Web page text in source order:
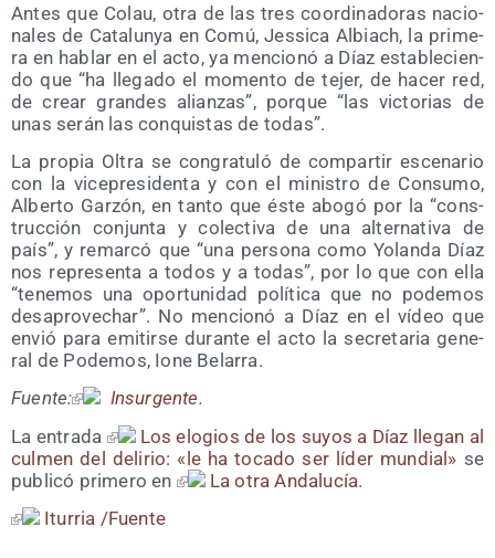
Antes que Colau, otra de las tres coor­di­na­do­ras nacio­
na­les de Cata­lun­ya en Comú, Jes­si­ca Albiach, la pri­me­
ra en hablar en el acto, ya men­cio­nó a Díaz esta­ble­cien­
do que “ha lle­ga­do el momen­to de tejer, de hacer red,
de crear gran­des alian­zas”, por­que “las vic­to­rias de
unas serán las con­quis­tas de todas”.
La pro­pia Oltra se con­gra­tu­ló de com­par­tir esce­na­rio
con la vice­pre­si­den­ta y con el minis­tro de Con­su­mo,
Alber­to Gar­zón, en tan­to que éste abo­gó por la “cons­
truc­ción con­jun­ta y colec­ti­va de una alter­na­ti­va de
país”, y remar­có que “una per­so­na como Yolan­da Díaz
nos repre­sen­ta a todos y a todas”, por lo que con ella
“tene­mos una opor­tu­ni­dad polí­ti­ca que no pode­mos
des­apro­ve­char”. No men­cio­nó a Díaz en el vídeo que
envió para emi­tir­se duran­te el acto la secre­ta­ria gene­
ral de Pode­mos, Ione Belarra.
Fuen­te:
Insur­gen­te.
La entra­da
Los elo­gios de los suyos a Díaz lle­gan al
cul­men del deli­rio: «le ha toca­do ser líder mun­dial» se
publi­có pri­me­ro en
La otra Anda­lu­cía.
Itu­rria /​Fuen­te